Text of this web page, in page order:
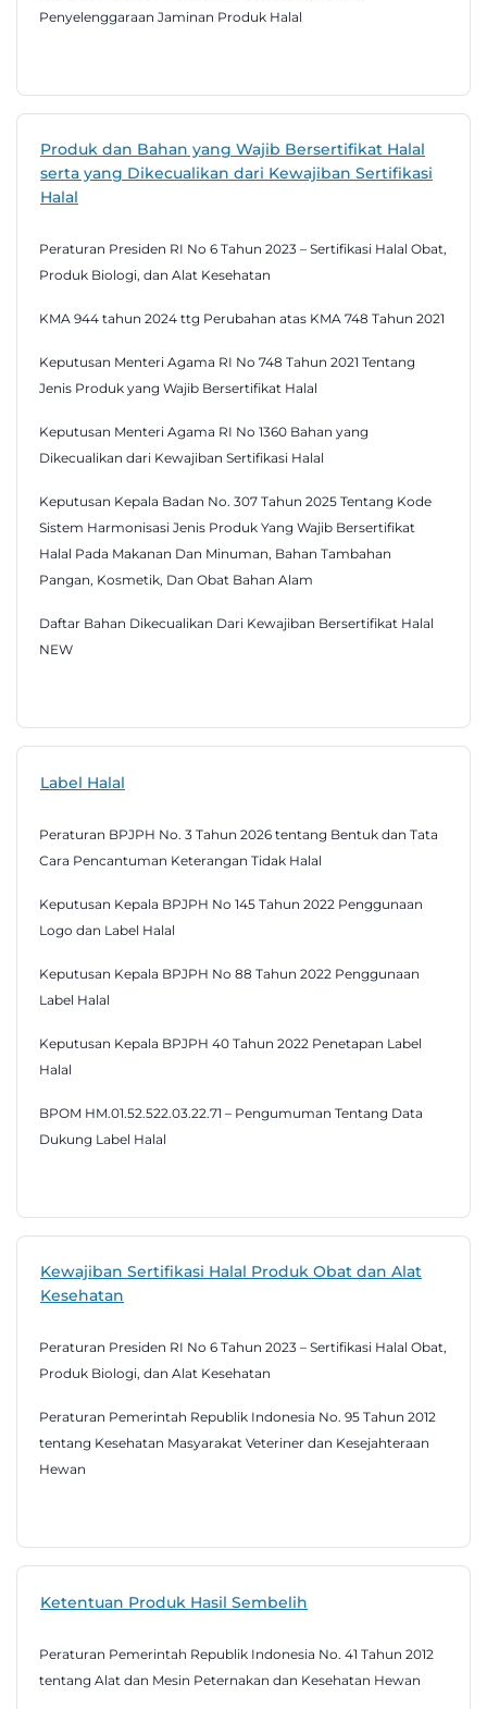
Penyelenggaraan Jaminan Produk Halal
Produk dan Bahan yang Wajib Bersertifikat Halal
serta yang Dikecualikan dari Kewajiban Sertifikasi
Halal
Peraturan Presiden RI No 6 Tahun 2023 – Sertifikasi Halal Obat,
Produk Biologi, dan Alat Kesehatan
KMA 944 tahun 2024 ttg Perubahan atas KMA 748 Tahun 2021
Keputusan Menteri Agama RI No 748 Tahun 2021 Tentang
Jenis Produk yang Wajib Bersertifikat Halal
Keputusan Menteri Agama RI No 1360 Bahan yang
Dikecualikan dari Kewajiban Sertifikasi Halal
Keputusan Kepala Badan No. 307 Tahun 2025 Tentang Kode
Sistem Harmonisasi Jenis Produk Yang Wajib Bersertifikat
Halal Pada Makanan Dan Minuman, Bahan Tambahan
Pangan, Kosmetik, Dan Obat Bahan Alam
Daftar Bahan Dikecualikan Dari Kewajiban Bersertifikat Halal
NEW
Label Halal
Peraturan BPJPH No. 3 Tahun 2026 tentang Bentuk dan Tata
Cara Pencantuman Keterangan Tidak Halal
Keputusan Kepala BPJPH No 145 Tahun 2022 Penggunaan
Logo dan Label Halal
Keputusan Kepala BPJPH No 88 Tahun 2022 Penggunaan
Label Halal
Keputusan Kepala BPJPH 40 Tahun 2022 Penetapan Label
Halal
BPOM HM.01.52.522.03.22.71 – Pengumuman Tentang Data
Dukung Label Halal
Kewajiban Sertifikasi Halal Produk Obat dan Alat
Kesehatan
Peraturan Presiden RI No 6 Tahun 2023 – Sertifikasi Halal Obat,
Produk Biologi, dan Alat Kesehatan
Peraturan Pemerintah Republik Indonesia No. 95 Tahun 2012
tentang Kesehatan Masyarakat Veteriner dan Kesejahteraan
Hewan
Ketentuan Produk Hasil Sembelih
Peraturan Pemerintah Republik Indonesia No. 41 Tahun 2012
tentang Alat dan Mesin Peternakan dan Kesehatan Hewan